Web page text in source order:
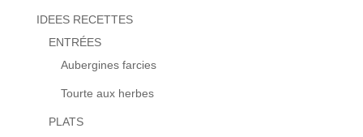
IDEES RECETTES
ENTRÉES
Aubergines farcies
Tourte aux herbes
PLATS